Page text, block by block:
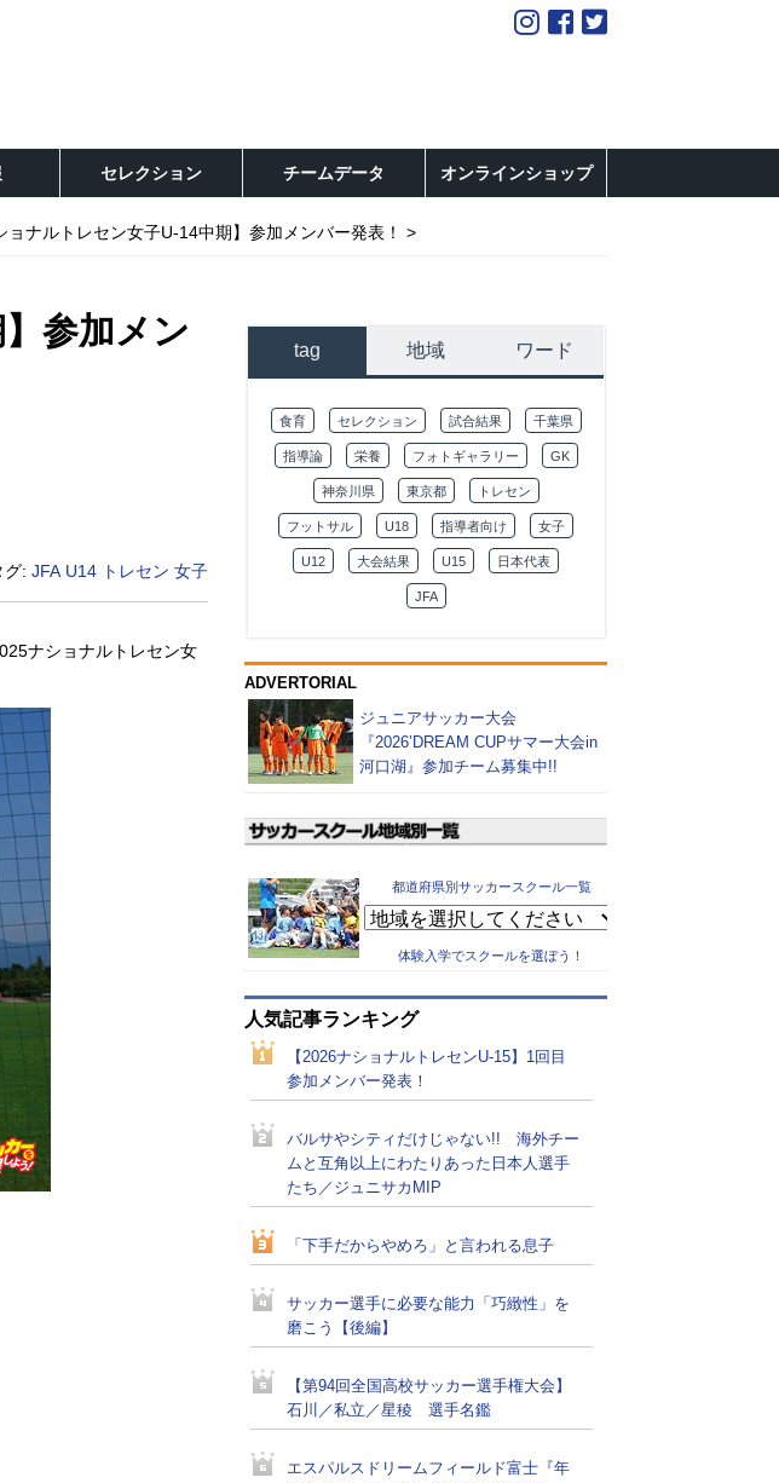
セレクション チームデータ オンラインショップ
ョナルトレセン女子U-14中期】参加メンバー発表！
参加メン
グ: JFA U14 トレセン 女子
ナショナルトレセン女
tag 地域 ワード
食育 セレクション 試合結果 千葉県
指導論 栄養 フォトギャラリー GK
神奈川県 東京都 トレセン
フットサル U18 指導者向け 女子
U12 大会結果 U15 日本代表
JFA
ADVERTORIAL
ジュニアサッカー大会
『2026’DREAM CUPサマー大会in
河口湖』参加チーム募集中!!
都道府県別サッカースクール一覧
体験入学でスクールを選ぼう！
人気記事ランキング
【2026ナショナルトレセンU-15】1回目
参加メンバー発表！
バルサやシティだけじゃない!! 海外チー
ムと互角以上にわたりあった日本人選手
たち／ジュニサカMIP
「下手だからやめろ」と言われる息子
サッカー選手に必要な能力「巧緻性」を
磨こう【後編】
【第94回全国高校サッカー選手権大会】
石川／私立／星稜 選手名鑑
エスパルスドリームフィールド富士『年